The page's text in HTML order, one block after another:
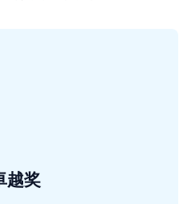
越奖